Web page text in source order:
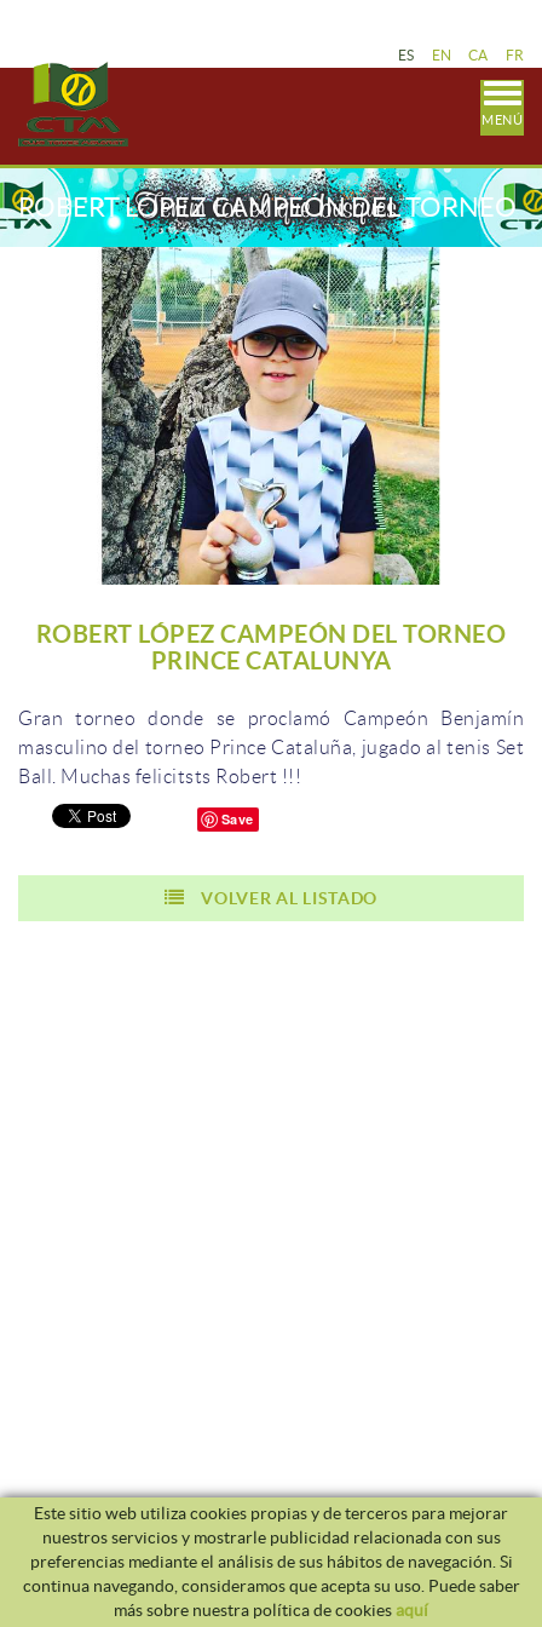
ES EN CA FR
MENÚ
ROBERT LÓPEZ CAMPEÓN DEL TORNEO
PRINCE CATALUNYA
ROBERT LÓPEZ CAMPEÓN DEL TORNEO
PRINCE CATALUNYA
Gran torneo donde se proclamó Campeón
Benjamín
masculino del torneo Prince Cataluña jugado al tenis Set
Ball
Muchas felicitsts Robert !!!
Save
VOLVER AL LISTADO
Este sitio web utiliza cookies propias y de terceros para mejorar
nuestros servicios y mostrarle publicidad relacionada con sus
preferencias mediante el análisis de sus hábitos de navegación. Si
continua navegando, consideramos que acepta su uso. Puede saber
más sobre nuestra política de cookiesaquí